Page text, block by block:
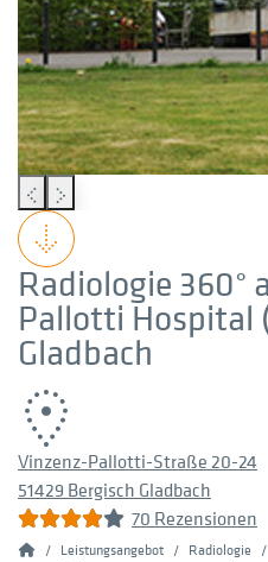
Radiologie 360°
Pallotti Hospital
Gladbach
Vinzenz-Pallotti-Straße 20-24
51429 Bergisch Gladbach
70 Rezensionen
HomeLeistungsangebot Radiologie